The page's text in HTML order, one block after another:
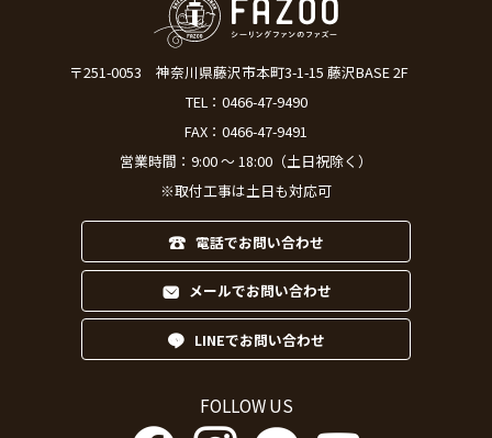
〒251-0053
神奈川県藤沢市本町3-1-15 藤沢BASE 2F
TEL： 0466-47-9490
FAX：0466-47-9491
営業時間：9:00 ～ 18:00（土日祝除く）
※取付工事は土日も対応可
電話でお問い合わせ
メールでお問い合わせ
LINEでお問い合わせ
FOLLOW US